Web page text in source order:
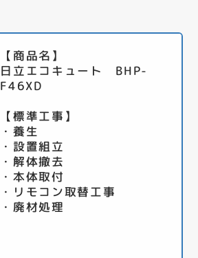
【商品名】
日立エコキュート BHP-
F46XD
【標準工事】
・養生
・設置組立
・解体撤去
・本体取付
・リモコン取替工事
・廃材処理